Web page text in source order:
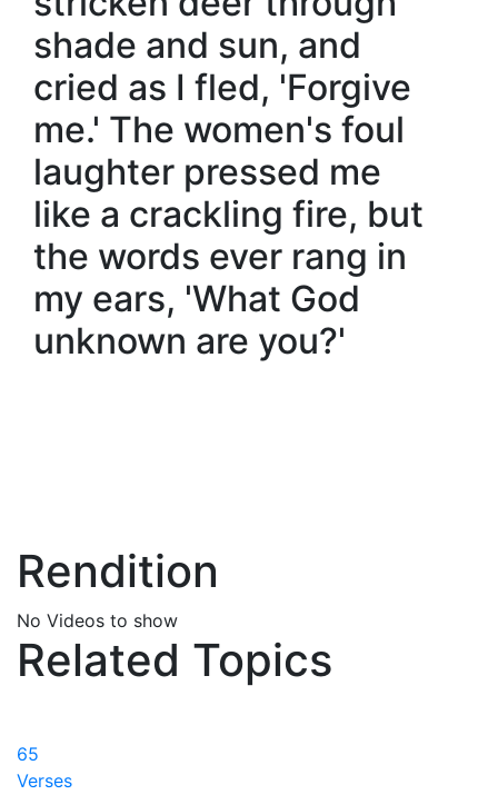
shade and sun, and
cried as I fled, 'Forgive
me.' The women's foul
laughter pressed me
like a crackling fire, but
the words ever rang in
my ears, 'What God
unknown are you?'
Rendition
No Videos to show
Related Topics
65
Verses